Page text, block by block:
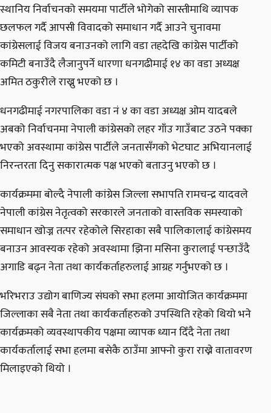
स्थानिय निर्वाचनको समयमा पार्टीले भोगेको सास्तीमाथि व्यापक
छलफल गर्दै आपसी विवादको समाधान गर्दै आउने चुनावमा
कांग्रेसलाई विजय बनाउनको लागि वडा तहदेखि कांग्रेस पार्टीको
कमिटी बनाउँदै लैजानुपर्ने धारणा धनगढीमाई १४ का वडा अध्यक्ष
अमित ठकुरीले राख्नु भएको छ ।
धनगढीमाई नगरपालिका वडा नं ४ का वडा अध्यक्ष ओम यादबले
अबको निर्वाचनमा नेपाली कांग्रेसको लहर गाँउ गाउँबाट उठने पक्का
भएको अवस्थामा कांग्रेस पार्टीले जनतासँगको भेटघाट अभियानलाई
निरन्तरता दिनु सकारात्मक पक्ष भएको बताउनु भएको छ ।
कार्यक्रममा बोल्दै नेपाली कांग्रेस जिल्ला सभापति रामचन्द्र यादवले
नेपाली कांग्रेस नेतृत्वको सरकारले जनताको वास्तविक समस्याको
समाधान खोज्न तत्पर रहेकोले सिरहाका सबै पालिकालाई कांग्रेसमय
बनाउन आवस्यक रहेको अवस्थामा झिना मसिना कुरालाई पन्छाउँदै
अगाडि बढ्न नेता तथा कार्यकर्ताहरुलाई आग्रह गर्नुभएको छ ।
भरिभराउ उद्योग बाणिज्य संघको सभा हलमा आयोजित कार्यक्रममा
जिल्लाका सबै नेता तथा कार्यकर्ताहरुको उपस्थिति रहेको थियो भने
कार्यक्रमको व्यवस्थापकीय पक्षमा व्यापक ध्यान दिँदै नेता तथा
कार्यकर्तालाई सभा हलमा बसेकै ठाउँमा आफ्नो कुरा राख्ने वातावरण
मिलाइएको थियो ।